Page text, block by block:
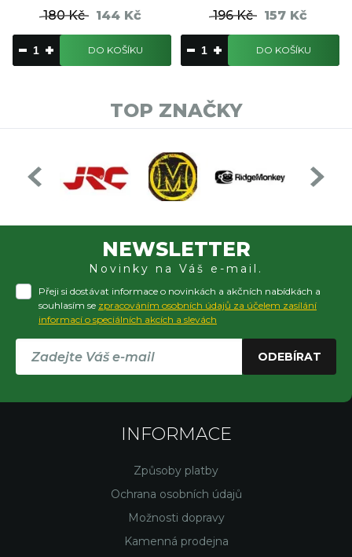
180 Kč 144 Kč
DO KOŠÍKU
196 Kč 157 Kč
DO KOŠÍKU
TOP ZNAČKY
NEWSLETTER
Novinky na Váš e-mail.
Přeji si dostávat informace o novinkách a akčních nabídkách a
souhlasím se zpracováním osobních údajů za účelem zasílání
informací o speciálních akcích a slevách
ODEBÍRAT
INFORMACE
Způsoby platby
Ochrana osobních údajů
Možnosti dopravy
Kamenná prodejna